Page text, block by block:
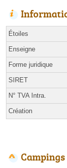
Étoiles
Enseigne
Forme juridique
SIRET
N° TVA Intra.
Création